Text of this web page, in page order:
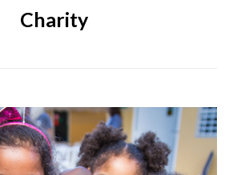
Charity